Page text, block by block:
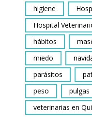
higiene
Hospital
hábitos
miedo
parásitos
peso
pulgas
veterinarias en